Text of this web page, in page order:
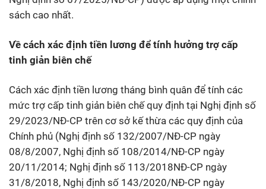
sách cao nhất.
Về cách xác định tiền lương để tính hưởng trợ cấp
tinh giản biên chế
Cách xác định tiền lương tháng bình quân để tính các
mức trợ cấp tinh giản biên chế quy định tại Nghị định số
29/2023/NĐ-CP trên cơ sở kế thừa các quy định của
Chính phủ (Nghị định số 132/2007/NĐ-CP ngày
08/8/2007, Nghị định số 108/2014/NĐ-CP ngày
20/11/2014; Nghị định số 113/2018NĐ-CP ngày
31/8/2018, Nghị định số 143/2020/NĐ-CP ngày